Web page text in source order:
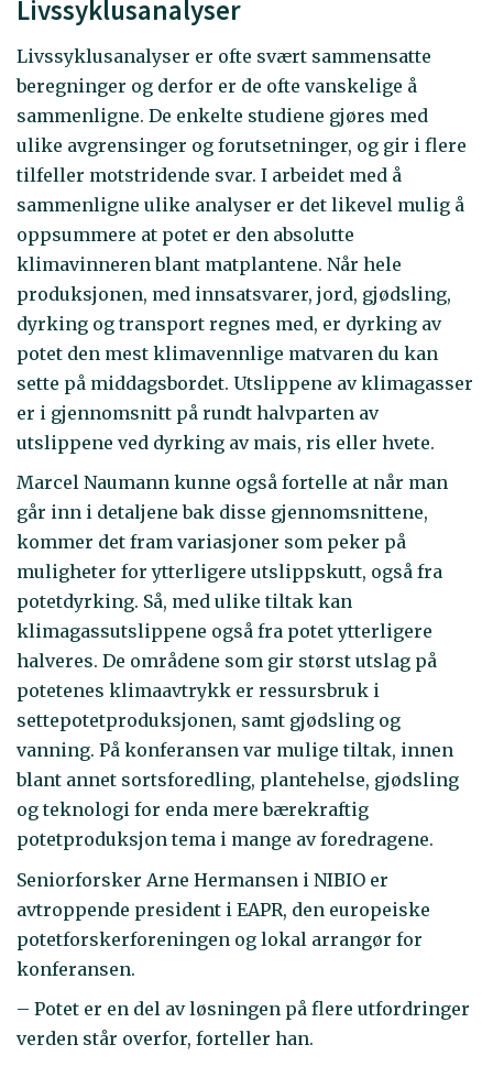
Livssyklusanalyser
Livssyklusanalyser er ofte svært sammensatte
beregninger og derfor er de ofte vanskelige å
sammenligne. De enkelte studiene gjøres med
ulike avgrensinger og forutsetninger, og gir i flere
tilfeller motstridende svar. I arbeidet med å
sammenligne ulike analyser er det likevel mulig å
oppsummere at potet er den absolutte
klimavinneren blant matplantene. Når hele
produksjonen, med innsatsvarer, jord, gjødsling,
dyrking og transport regnes med, er dyrking av
potet den mest klimavennlige matvaren du kan
sette på middagsbordet. Utslippene av klimagasser
er i gjennomsnitt på rundt halvparten av
utslippene ved dyrking av mais, ris eller hvete.
Marcel Naumann kunne også fortelle at når man
går inn i detaljene bak disse gjennomsnittene,
kommer det fram variasjoner som peker på
muligheter for ytterligere utslippskutt, også fra
potetdyrking. Så, med ulike tiltak kan
klimagassutslippene også fra potet ytterligere
halveres. De områdene som gir størst utslag på
potetenes klimaavtrykk er ressursbruk i
settepotetproduksjonen, samt gjødsling og
vanning. På konferansen var mulige tiltak, innen
blant annet sortsforedling, plantehelse, gjødsling
og teknologi for enda mere bærekraftig
potetproduksjon tema i mange av foredragene.
Seniorforsker Arne Hermansen i NIBIO er
avtroppende president i EAPR, den europeiske
potetforskerforeningen og lokal arrangør for
konferansen.
– Potet er en del av løsningen på flere utfordringer
verden står overfor, forteller han.